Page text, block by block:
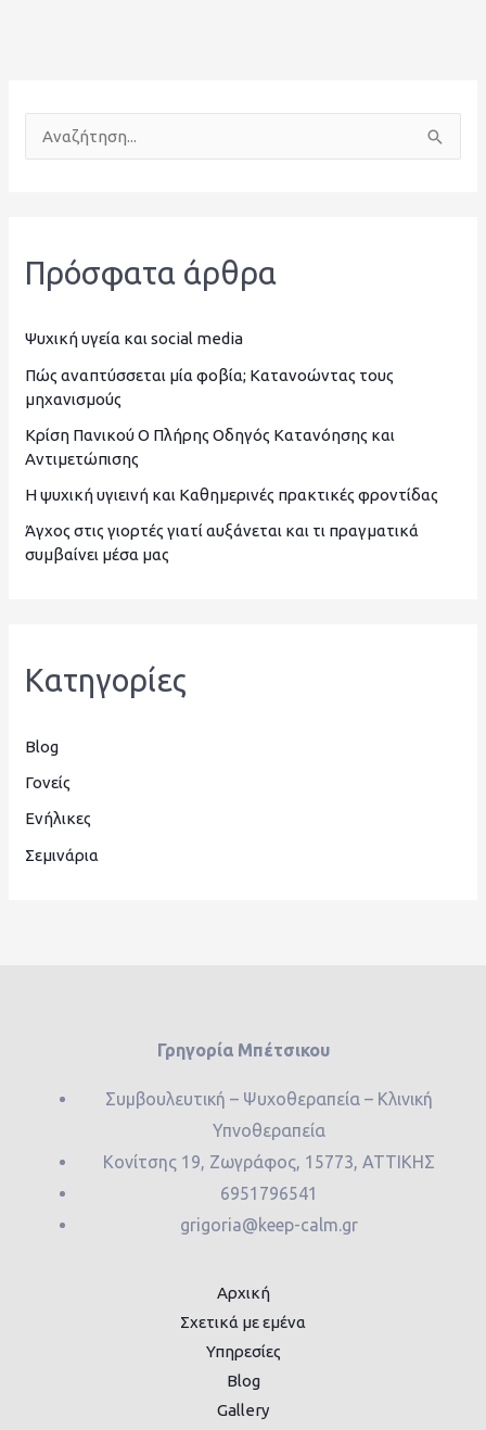
η
σ
η
γ
ι
α
:
Πρόσφατα άρθρα
Ψυχική υγεία και social media
Πώς αναπτύσσεται μία φοβία; Κατανοώντας τους
μηχανισμούς
Κρίση Πανικού Ο Πλήρης Οδηγός Κατανόησης και
Αντιμετώπισης
Η ψυχική υγιεινή και Καθημερινές πρακτικές φροντίδας
Άγχος στις γιορτές γιατί αυξάνεται και τι πραγματικά
συμβαίνει μέσα μας
Kατηγορίες
Blog
Γονείς
Ενήλικες
Σεμινάρια
Γρηγορία Μπέτσικου
Συμβουλευτική – Ψυχοθεραπεία – Κλινική
Υπνοθεραπεία
Κονίτσης 19, Ζωγράφος, 15773, ΑΤΤΙΚΗΣ
6951796541
grigoria@keep-calm.gr
Αρχική
Σχετικά με εμένα
Υπηρεσίες
Blog
Gallery